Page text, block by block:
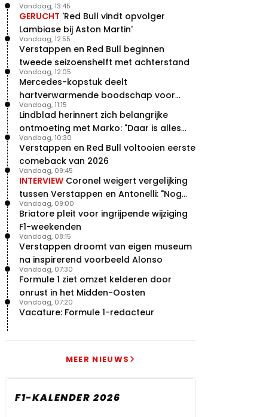
GERUCHT 'Red Bull vindt opvolger
Lambiase bij Aston Martin'
Vandaag, 13:45
Verstappen en Red Bull beginnen
tweede seizoenshelft met achterstand
Vandaag, 12:55
Mercedes-kopstuk deelt
hartverwarmende boodschap voor
overstap naar Red Bull
Vandaag, 12:05
Lindblad herinnert zich belangrijke
ontmoeting met Marko: "Daar is alles
echt begonnen"
Vandaag, 11:15
Verstappen en Red Bull voltooien eerste
comeback van 2026
Vandaag, 10:30
INTERVIEW Coronel weigert vergelijking
tussen Verstappen en Antonelli: "Nog
niet dat niveau"
Vandaag, 09:45
Briatore pleit voor ingrijpende wijziging
F1-weekenden
Vandaag, 09:00
Verstappen droomt van eigen museum
na inspirerend voorbeeld Alonso
Vandaag, 08:15
Formule 1 ziet omzet kelderen door
onrust in het Midden-Oosten
Vandaag, 07:30
Vacature: Formule 1-redacteur
Vandaag, 07:20
MEER NIEUWS
F1-KALENDER 2026